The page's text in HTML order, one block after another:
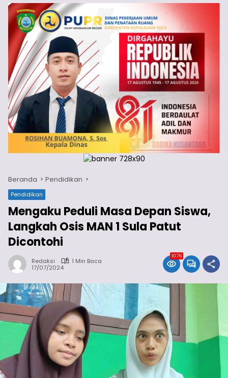
Beranda Pendidikan
Pendidikan
Mengaku Peduli Masa Depan Siswa,
Langkah Osis MAN 1 Sula Patut
Dicontohi
Redaksi
1 Min Baca
17/07/2024
1076